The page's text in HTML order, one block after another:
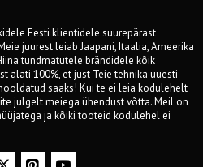
Eesti klientidele suurepärast
juurest leiab Jaapani, Itaalia, Ameerika
tundmatutele brändidele kõik
alati 100%, et just Teie tehnika uuesti
saaks! Kui te ei leia kodulehelt
julgelt meiega ühendust võtta. Meil on
ja kõiki tooteid kodulehel ei